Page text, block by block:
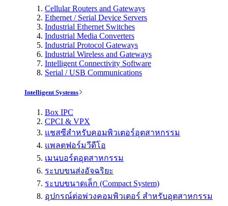
Cellular Routers and Gateways
Ethernet / Serial Device Servers
Industrial Ethernet Switches
Industrial Media Converters
Industrial Protocol Gateways
Industrial Wireless and Gateways
Intelligent Connectivity Software
Serial / USB Communications
Intelligent Systems
Box IPC
CPCI & VPX
แชสซีสำหรับคอมพิวเตอร์อุตสาหกรรม
แพลตฟอร์มวีดีโอ
เมนบอร์ดอุตสาหกรรม
ระบบขนส่งอัจฉริยะ
ระบบขนาดเล็ก (Compact System)
อุปกรณ์ต่อพ่วงคอมพิวเตอร์ สำหรับอุตสาหกรรม